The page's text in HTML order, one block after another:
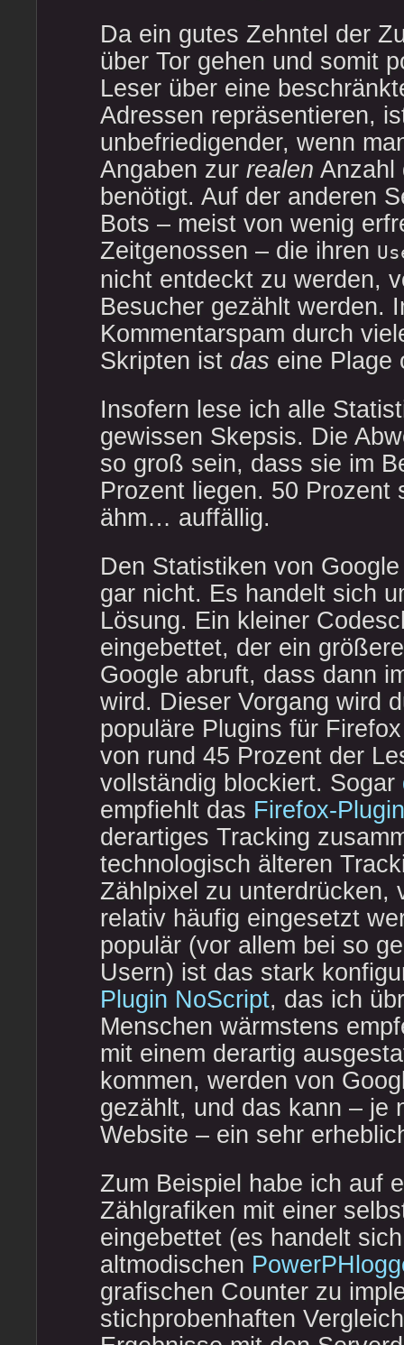
Da ein gutes Zehntel der
über Tor gehen und somit
Leser über eine
Adressen repräsentieren,
unbefriedigender, wenn
Angaben zur realen Anzahl
benötigt. Auf der anderen
Bots – meist von wenig
Zeitgenossen – die ihren
nicht entdeckt zu werden,
Besucher gezählt werden.
Kommentarspam durch
Skripten ist das eine Plage
Insofern lese ich alle
gewissen Skepsis. Die
so groß sein, dass sie im
Prozent liegen. 50
ähm… auffällig.
Den Statistiken von
gar nicht. Es handelt sich
Lösung. Ein kleiner
eingebettet, der ein
Google abruft, dass dann
wird. Dieser Vorgang wird
populäre Plugins für
von rund 45 Prozent der
vollständig blockiert. Sogar
empfiehlt das Firefox-
derartiges Tracking
technologisch älteren
Zählpixel zu unterdrücken,
relativ häufig eingesetzt
populär (vor allem bei so
Usern) ist das stark
Plugin NoScript, das ich
Menschen wärmstens
mit einem derartig
kommen, werden von
gezählt, und das kann – je
Website – ein sehr
Zum Beispiel habe ich auf
Zählgrafiken mit einer
eingebettet (es handelt
altmodischen
grafischen Counter zu
stichprobenhaften